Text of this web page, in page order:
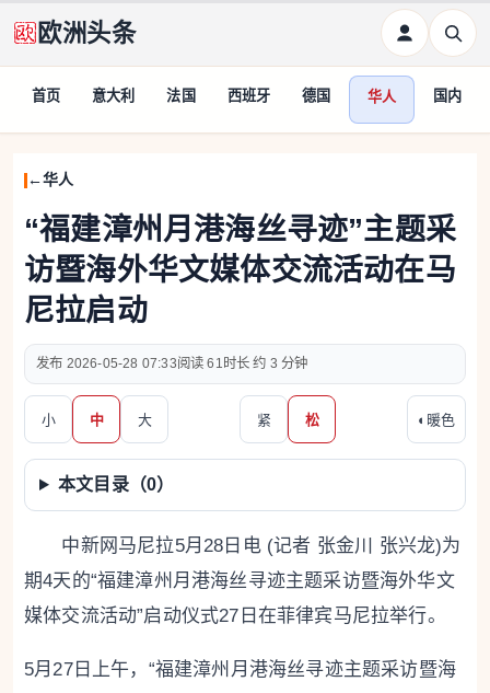
欧洲头条
首页 意大利 法国 西班牙 德国 华人 国内
华人
“福建漳州月港海丝寻迹”主题采
访暨海外华文媒体交流活动在马
尼拉启动
2026-05-28 07:33 61 约 3 分钟
小 中 大 紧 松 ◐ 暖色
本文目录（0）
中新网马尼拉5月28日电 (记者 张金川 张兴龙)为
期4天的“福建漳州月港海丝寻迹主题采访暨海外华文
媒体交流活动”启动仪式27日在菲律宾马尼拉举行。
5月27日上午，“福建漳州月港海丝寻迹主题采访暨海